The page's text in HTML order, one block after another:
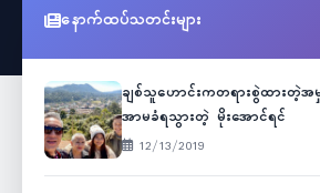
Myanmar Cele News
နောက်ထပ်သတင်းများ
ချစ်သူဟောင်းကတရားစွဲထားတဲ့
အာမခံရသွားတဲ့ မိုးအောင်ရင်
12/13/2019